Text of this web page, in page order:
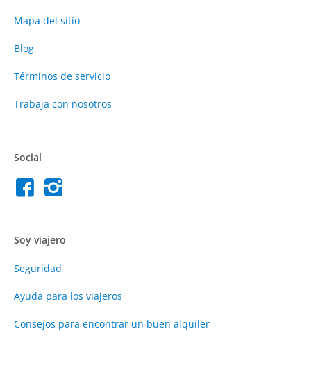
Mapa del sitio
Blog
Términos de servicio
Trabaja con nosotros
Social
Soy viajero
Seguridad
Ayuda para los viajeros
Consejos para encontrar un buen alquiler